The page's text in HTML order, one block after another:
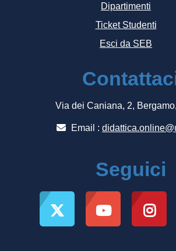
Dipartimenti
Ticket Studenti
Esci da SEB
Via dei Caniana, 2,
Email :
Seguici